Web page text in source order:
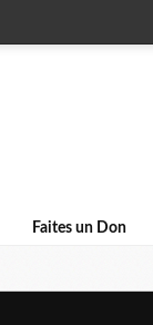
Faites un Don